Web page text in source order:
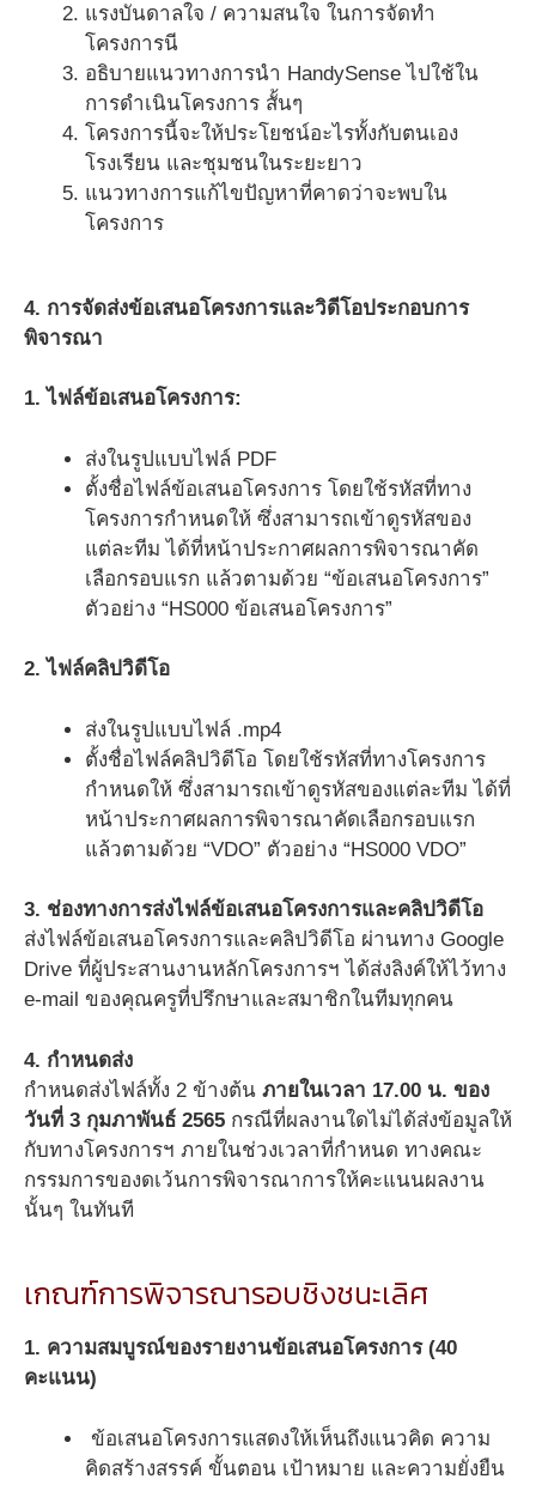
แรงบันดาลใจ / ความสนใจ ในการจัดทำ
โครงการนี
อธิบายแนวทางการนำ HandySense ไปใช้ใน
การดำเนินโครงการ สั้นๆ
โครงการนี้จะให้ประโยชน์อะไรทั้งกับตนเอง
โรงเรียน และชุมชนในระยะยาว
แนวทางการแก้ไขปัญหาที่คาดว่าจะพบใน
โครงการ
4. การจัดส่งข้อเสนอโครงการและวิดีโอประกอบการ
พิจารณา
1. ไฟล์ข้อเสนอโครงการ:
ส่งในรูปแบบไฟล์ PDF
ตั้งชื่อไฟล์ข้อเสนอโครงการ โดยใช้รหัสที่ทาง
โครงการกำหนดให้ ซึ่งสามารถเข้าดูรหัสของ
แต่ละทีม ได้ที่หน้าประกาศผลการพิจารณาคัด
เลือกรอบแรก แล้วตามด้วย “ข้อเสนอโครงการ”
ตัวอย่าง “HS000 ข้อเสนอโครงการ”
2. ไฟล์คลิปวิดีโอ
ส่งในรูปแบบไฟล์ .mp4
ตั้งชื่อไฟล์คลิปวิดีโอ โดยใช้รหัสที่ทางโครงการ
กำหนดให้ ซึ่งสามารถเข้าดูรหัสของแต่ละทีม ได้ที่
หน้าประกาศผลการพิจารณาคัดเลือกรอบแรก
แล้วตามด้วย “VDO” ตัวอย่าง “HS000 VDO”
3. ช่องทางการส่งไฟล์ข้อเสนอโครงการและคลิปวิดีโอ
ส่งไฟล์ข้อเสนอโครงการและคลิปวิดีโอ ผ่านทาง Google
Drive ที่ผู้ประสานงานหลักโครงการฯ ได้ส่งลิงค์ให้ไว้ทาง
e-mail ของคุณครูที่ปรึกษาและสมาชิกในทีมทุกคน
4. กำหนดส่ง
กำหนดส่งไฟล์ทั้ง 2 ข้างต้น ภายในเวลา 17.00 น. ของ
วันที่ 3 กุมภาพันธ์ 2565 กรณีที่ผลงานใดไม่ได้ส่งข้อมูลให้
กับทางโครงการฯ ภายในช่วงเวลาที่กำหนด ทางคณะ
กรรมการของดเว้นการพิจารณาการให้คะแนนผลงาน
นั้นๆ ในทันที
เกณฑ์การพิจารณารอบชิงชนะเลิศ
1. ความสมบูรณ์ของรายงานข้อเสนอโครงการ (40
คะแนน)
ข้อเสนอโครงการแสดงให้เห็นถึงแนวคิด ความ
คิดสร้างสรรค์ ขั้นตอน เป้าหมาย และความยั่งยืน